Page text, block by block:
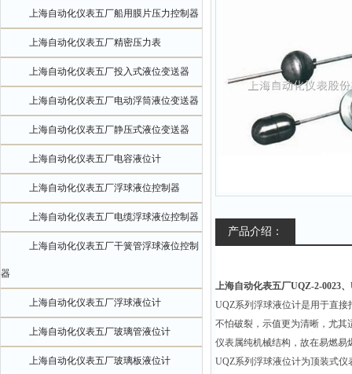
上海自动化仪表五厂船用膜片压力控制器
上海自动化仪表五厂精密压力表
上海自动化仪表五厂投入式液位变送器
上海自动化仪表五厂电动浮筒液位变送器
上海自动化仪表五厂静压式液位变送器
上海自动化仪表五厂电容液位计
上海自动化仪表五厂浮球液位控制器
上海自动化仪表五厂电缆浮球液位控制器
上海自动化仪表五厂干簧管浮球液位控制
器
上海自动化仪表五厂浮球液位计
上海自动化仪表五厂玻璃管液位计
上海自动化仪表五厂玻璃板液位计
产品介绍：
上海自动化表五厂UQZ-2-0023
UQZ系列浮球液位计是用于直
不怕破裂，示值更为清晰，尤其
仪表属纯机械结构，故在易燃易
UQZ系列浮球液位计为顶装式